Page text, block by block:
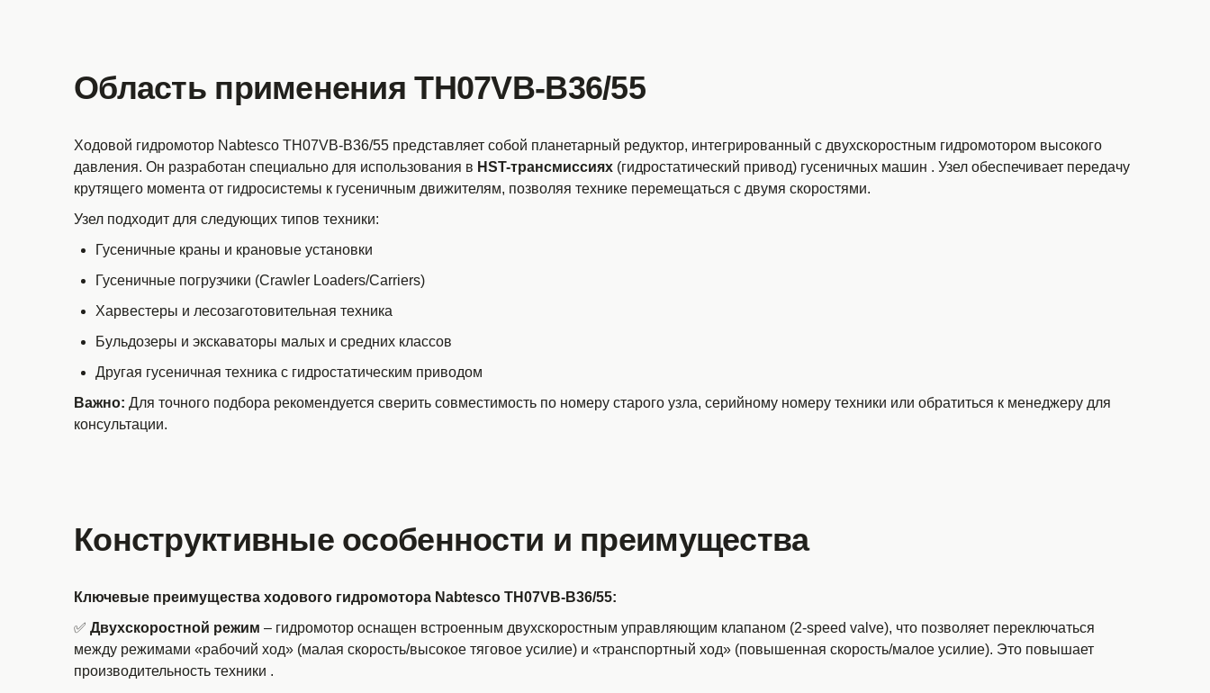
Область применения TH07VB-B36/55
Ходовой гидромотор Nabtesco TH07VB-B36/55 представляет собой планетарный редуктор, интегрированный с двухскоростным гидромотором высокого
давления. Он разработан специально для использования в HST-трансмиссиях (гидростатический привод) гусеничных машин . Узел обеспечивает передачу
крутящего момента от гидросистемы к гусеничным движителям, позволяя технике перемещаться с двумя скоростями.
Узел подходит для следующих типов техники:
Гусеничные краны и крановые установки
Гусеничные погрузчики (Crawler Loaders/Carriers)
Харвестеры и лесозаготовительная техника
Бульдозеры и экскаваторы малых и средних классов
Другая гусеничная техника с гидростатическим приводом
Важно: Для точного подбора рекомендуется сверить совместимость по номеру старого узла, серийному номеру техники или обратиться к менеджеру для
консультации.
Конструктивные особенности и преимущества
Ключевые преимущества ходового гидромотора Nabtesco TH07VB-B36/55:
✅ Двухскоростной режим – гидромотор оснащен встроенным двухскоростным управляющим клапаном (2-speed valve), что позволяет переключаться
между режимами «рабочий ход» (малая скорость/высокое тяговое усилие) и «транспортный ход» (повышенная скорость/малое усилие). Это повышает
производительность техники .